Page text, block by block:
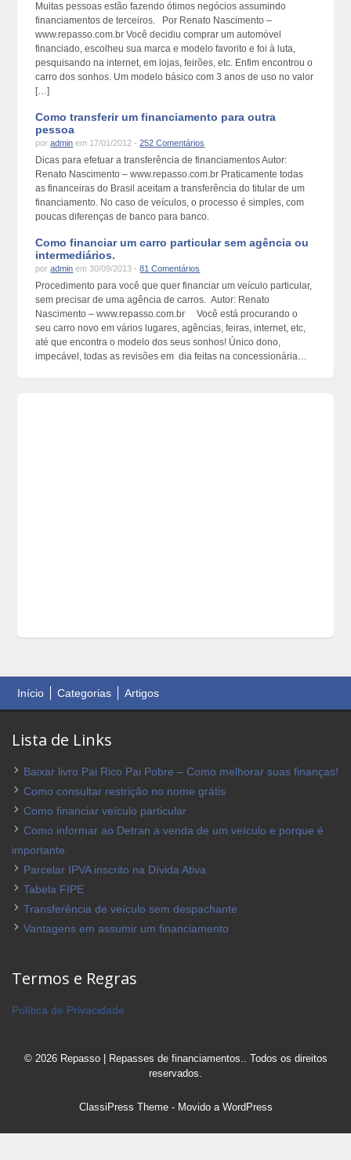
Muitas pessoas estão fazendo ótimos negócios assumindo
financiamentos de terceiros. Por Renato Nascimento –
www.repasso.com.br Você decidiu comprar um automóvel
financiado, escolheu sua marca e modelo favorito e foi à luta,
pesquisando na internet, em lojas, feirões, etc. Enfim encontrou o
carro dos sonhos. Um modelo básico com 3 anos de uso no valor
[…]
Como transferir um financiamento para outra
pessoa
poradmin em 17/01/2012 -252 Comentários
Dicas para efetuar a transferência de financiamentos Autor:
Renato Nascimento – www.repasso.com.br Praticamente todas
as financeiras do Brasil aceitam a transferência do titular de um
financiamento. No caso de veículos, o processo é simples, com
poucas diferenças de banco para banco.
Como financiar um carro particular sem agência ou
intermediários.
poradmin em 30/09/2013 -81 Comentários
Procedimento para você que quer financiar um veículo particular,
sem precisar de uma agência de carros. Autor: Renato
Nascimento – www.repasso.com.br Você está procurando o
seu carro novo em vários lugares, agências, feiras, internet, etc,
até que encontra o modelo dos seus sonhos! Único dono,
impecável, todas as revisões em dia feitas na concessionária…
Início Categorias Artigos
Lista de Links
Baixar livro Pai Rico Pai Pobre – Como melhorar suas finanças!
Como consultar restrição no nome grátis
Como financiar veículo particular
Como informar ao Detran a venda de um veículo e porque é
importante.
Parcelar IPVA inscrito na Dívida Ativa
Tabela FIPE
Transferência de veículo sem despachante
Vantagens em assumir um financiamento
Termos e Regras
Política de Privacidade
© 2026 Repasso | Repasses de financiamentos.. Todos os direitos
reservados.
ClassiPress Theme- Movido a WordPress